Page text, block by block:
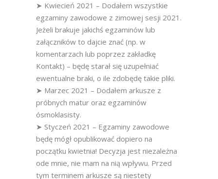
➤ Kwiecień 2021 – Dodałem wszystkie
egzaminy zawodowe z zimowej sesji 2021.
Jeżeli brakuje jakichś egzaminów lub
załączników to dajcie znać (np. w
komentarzach lub poprzez zakładkę
Kontakt) – będę starał się uzupełniać
ewentualne braki, o ile zdobędę takie pliki.
➤ Marzec 2021 – Dodałem arkusze z
próbnych matur oraz egzaminów
ósmoklasisty.
➤ Styczeń 2021 – Egzaminy zawodowe
będę mógł opublikować dopiero na
początku kwietnia! Decyzja jest niezależna
ode mnie, nie mam na nią wpływu. Przed
tym terminem arkusze są niestety